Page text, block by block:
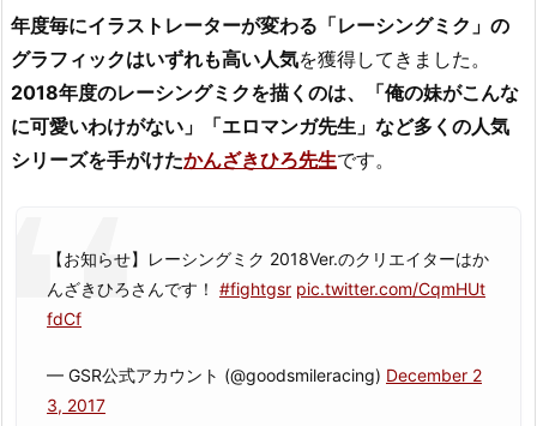
年度毎にイラストレーターが変わる「レーシングミク」の
グラフィックはいずれも高い人気を獲得してきました。
2018年度のレーシングミクを描くのは、「俺の妹がこんな
に可愛いわけがない」「エロマンガ先生」など多くの人気
シリーズを手がけたかんざきひろ先生です。
【お知らせ】レーシングミク 2018Ver.のクリエイターはか
んざきひろさんです！ #fightgsr pic.twitter.com/CqmHUt
fdCf
— GSR公式アカウント (@goodsmileracing) December 2
3, 2017